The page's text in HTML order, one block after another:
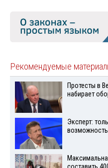
Рекомендуемые
Протесты в
набирает
Эксперт: